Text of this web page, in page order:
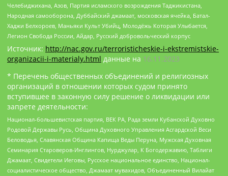
Челебиджихана, Азов, Партия исламского возрождения Таджикистана,
Народная самооборона, Дуббайский джамаат, московская ячейка, Батал-
Хаджи Белхороев, Маньяки Культ Убийц, Молодёжь Которая Улыбается,
Легион Свобода России, Айдар, Русский добровольческий корпус
Источник: http://nac.gov.ru/terroristicheskie-i-ekstremistskie-
organizacii-i-materialy.html данные на 16.11.2023
* Перечень общественных объединений и религиозных
организаций в отношении которых судом принято
вступившее в законную силу решение о ликвидации или
запрете деятельности:
Национал-большевистская партия, ВЕК РА, Рада земли Кубанской Духовно
Родовой Державы Русь, Община Духовного Управления Асгардской Веси
Беловодья, Славянская Община Капища Веды Перуна, Мужская Духовная
Семинария Староверов-Инглингов, Нурджулар, К Богодержавию, Таблиги
Джамаат, Свидетели Иеговы, Русское национальное единство, Национал-
социалистическое общество, Джамаат мувахидов, Объединенный Вилайат